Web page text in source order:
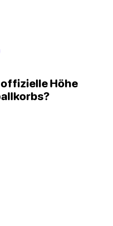
offizielle Höhe